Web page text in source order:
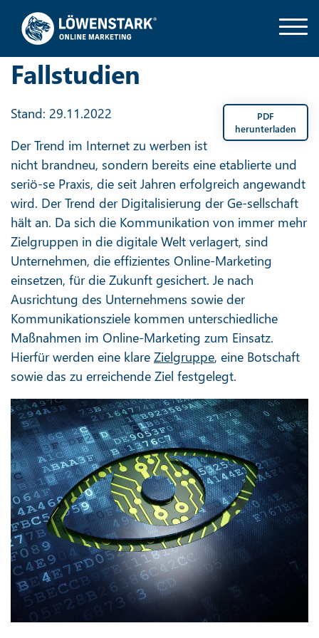
Fallstudien
PDF
herunterladen
Stand: 29.11.2022
Der Trend im Internet zu werben ist
nicht brandneu, sondern bereits eine etablierte und
seriö-se Praxis, die seit Jahren erfolgreich angewandt
wird. Der Trend der Digitalisierung der Ge-sellschaft
hält an. Da sich die Kommunikation von immer mehr
Zielgruppen in die digitale Welt verlagert, sind
Unternehmen, die effizientes Online-Marketing
einsetzen, für die Zukunft gesichert. Je nach
Ausrichtung des Unternehmens sowie der
Kommunikationsziele kommen unterschiedliche
Maßnahmen im Online-Marketing zum Einsatz.
Hierfür werden eine klare Zielgruppe, eine Botschaft
sowie das zu erreichende Ziel festgelegt.